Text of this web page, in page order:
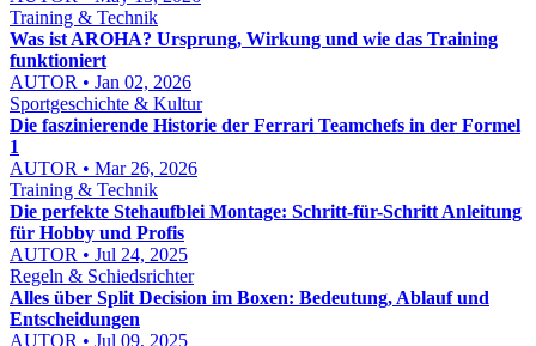
Training & Technik
Was ist AROHA? Ursprung, Wirkung und wie das Training
funktioniert
AUTOR • Jan 02, 2026
Sportgeschichte & Kultur
Die faszinierende Historie der Ferrari Teamchefs in der Formel
1
AUTOR • Mar 26, 2026
Training & Technik
Die perfekte Stehaufblei Montage: Schritt-für-Schritt Anleitung
für Hobby und Profis
AUTOR • Jul 24, 2025
Regeln & Schiedsrichter
Alles über Split Decision im Boxen: Bedeutung, Ablauf und
Entscheidungen
AUTOR • Jul 09, 2025